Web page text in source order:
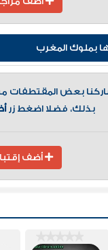
بملوك المغرب
بعض المقتطفات من
بذلك، فضلا اضغط زر
أضف